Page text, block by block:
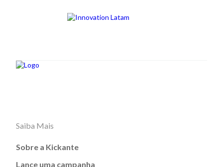
Saiba Mais
Sobre a Kickante
Lance uma campanha